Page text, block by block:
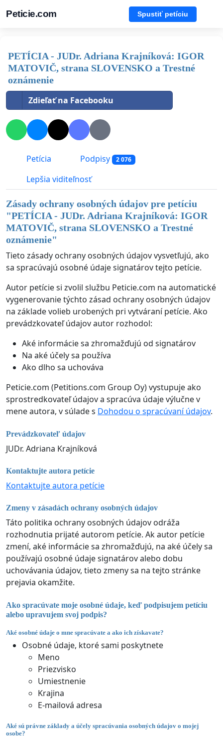
Peticie.com Spustiť petíciu
PETÍCIA - JUDr. Adriana Krajníková: IGOR
MATOVIČ, strana SLOVENSKO a Trestné
oznámenie
Zdieľať na Facebooku
Petícia Podpisy 2 076
Lepšia viditeľnosť
Zásady ochrany osobných údajov pre petíciu
"PETÍCIA - JUDr. Adriana Krajníková: IGOR
MATOVIČ, strana SLOVENSKO a Trestné
oznámenie"
Tieto zásady ochrany osobných údajov vysvetľujú, ako
sa spracúvajú osobné údaje signatárov tejto petície.
Autor petície si zvolil službu Peticie.com na automatické
vygenerovanie týchto zásad ochrany osobných údajov
na základe volieb urobených pri vytváraní petície. Ako
prevádzkovateľ údajov autor rozhodol:
Aké informácie sa zhromažďujú od signatárov
Na aké účely sa používa
Ako dlho sa uchováva
Peticie.com (Petitions.com Group Oy) vystupuje ako
sprostredkovateľ údajov a spracúva údaje výlučne v
mene autora, v súlade s Dohodou o spracúvaní údajov.
Prevádzkovateľ údajov
JUDr. Adriana Krajníková
Kontaktujte autora petície
Kontaktujte autora petície
Zmeny v zásadách ochrany osobných údajov
Táto politika ochrany osobných údajov odráža
rozhodnutia prijaté autorom petície. Ak autor petície
zmení, aké informácie sa zhromažďujú, na aké účely sa
používajú osobné údaje signatárov alebo dobu
uchovávania údajov, tieto zmeny sa na tejto stránke
prejavia okamžite.
Ako spracúvate moje osobné údaje, keď podpisujem petíciu
alebo upravujem svoj podpis?
Aké osobné údaje o mne spracúvate a ako ich získavate?
Osobné údaje, ktoré sami poskytnete
Meno
Priezvisko
Umiestnenie
Krajina
E-mailová adresa
Aké sú právne základy a účely spracúvania osobných údajov o mojej
osobe?